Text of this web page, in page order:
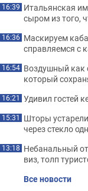
16:39 Итальянская
сыром из того,
16:36 Маскируем
справляемся с
16:54 Воздушный как
который
16:21 Удивил гостей
15:31 Шторы
через стекло
13:18 Небанальный
виз, толп
Все новости